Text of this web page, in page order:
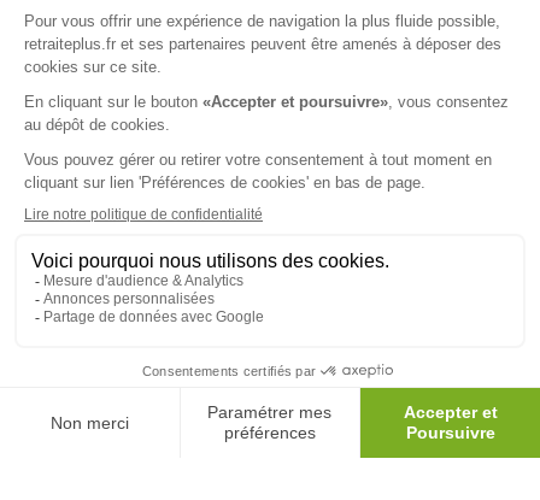
Nous vous informons de l'existence de la liste d'opposition au
démarchage téléphonique. Inscription sur
SUIVEZ-NOUS SUR :
Protection données personnelles
Mentions légales|Espace Presse
au démarchage téléphonique. Inscription sur
© 2026 Retraite Plus - Tous droits réservés - Plan du site